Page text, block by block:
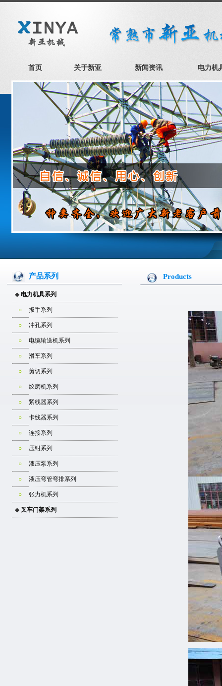
首页 关于新亚 新闻资讯 电力机
产品系列
◆ 电力机具系列
○ 扳手系列
○ 冲孔系列
○ 电缆输送机系列
○ 滑车系列
○ 剪切系列
○ 绞磨机系列
○ 紧线器系列
○ 卡线器系列
○ 连接系列
○ 压钳系列
○ 液压泵系列
○ 液压弯管弯排系列
○ 张力机系列
◆ 叉车门架系列
Products